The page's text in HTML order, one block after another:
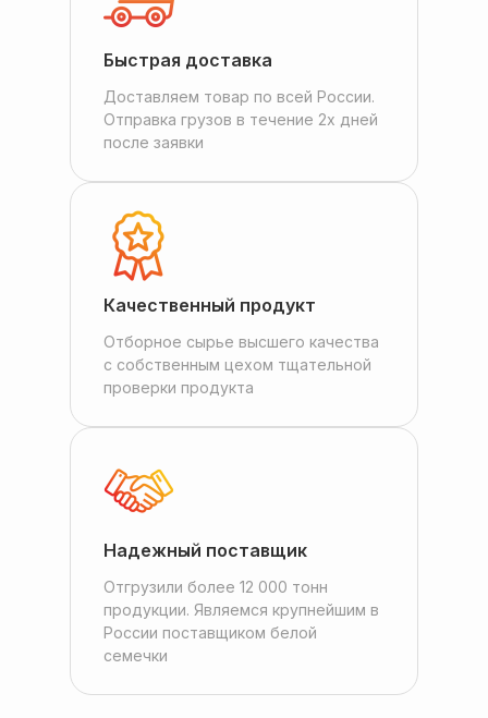
Быстрая доставка
Доставляем товар по всей России.
Отправка грузов в течение 2х дней
после заявки
Качественный продукт
Отборное сырье высшего качества
с собственным цехом тщательной
проверки продукта
Надежный поставщик
Отгрузили более 12 000 тонн
продукции. Являемся крупнейшим в
России поставщиком белой
семечки